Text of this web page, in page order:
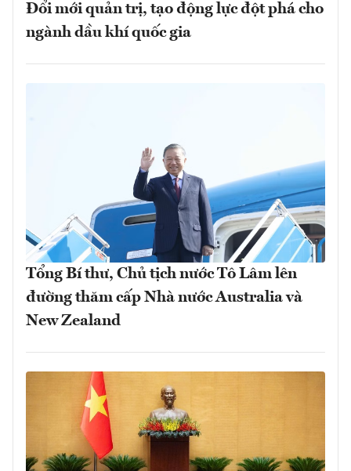
Đổi mới quản trị, tạo động lực đột phá cho
ngành dầu khí quốc gia
Tổng Bí thư, Chủ tịch nước Tô Lâm lên
đường thăm cấp Nhà nước Australia và
New Zealand